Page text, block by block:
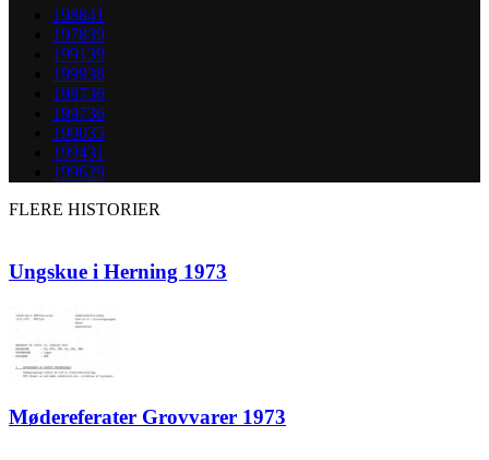
198841
197839
199139
199938
198736
199736
199035
199431
199629
FLERE HISTORIER
Ungskue i Herning 1973
Mødereferater Grovvarer 1973